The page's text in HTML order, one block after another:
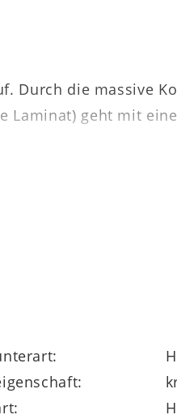
Durch die massive
Laminat) geht mit